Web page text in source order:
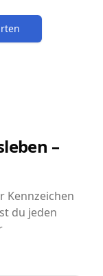
–
Kennzeichen
du jeden